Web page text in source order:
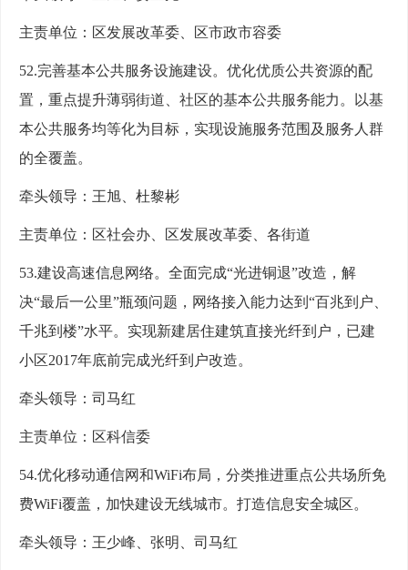
主责单位：区发展改革委、区市政市容委
52.完善基本公共服务设施建设。优化优质公共资源的配
置，重点提升薄弱街道、社区的基本公共服务能力。以基
本公共服务均等化为目标，实现设施服务范围及服务人群
的全覆盖。
牵头领导：王旭、杜黎彬
主责单位：区社会办、区发展改革委、各街道
53.建设高速信息网络。全面完成“光进铜退”改造，解
决“最后一公里”瓶颈问题，网络接入能力达到“百兆到户、
千兆到楼”水平。实现新建居住建筑直接光纤到户，已建
小区2017年底前完成光纤到户改造。
牵头领导：司马红
主责单位：区科信委
54.优化移动通信网和WiFi布局，分类推进重点公共场所免
费WiFi覆盖，加快建设无线城市。打造信息安全城区。
牵头领导：王少峰、张明、司马红